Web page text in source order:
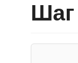
Шаг